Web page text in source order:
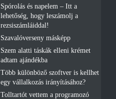
Spórolás és napelem – Itt a
lehetőség, hogy leszámolj a
rezsiszámláiddal!
Szavalóverseny másképp
Szem alatti táskák elleni krémet
adtam ajándékba
Több különböző szoftver is kellhet
egy vállalkozás irányításához?
Tolltartót vettem a programozó